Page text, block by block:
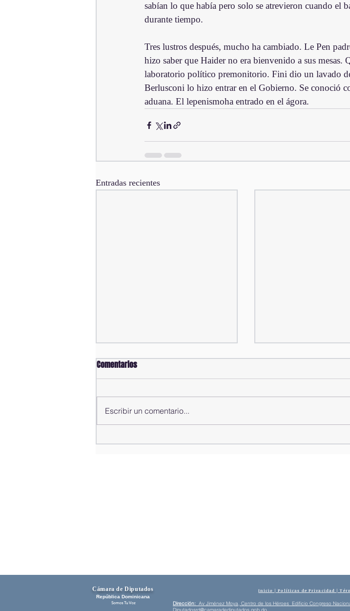
sabían lo que había pero solo se atrevieron cuando el
durante tiempo.
Tres lustros después, mucho ha cambiado. Le Pen
hizo saber que Haider no era bienvenido a sus mesas.
laboratorio político premonitorio. Fini dio un lavado
Berlusconi lo hizo entrar en el Gobierno. Se conoció
aduana. El lepenismoha entrado en el ágora.
Entradas recientes
Comentarios
Escribir un comentario...
Cámara de Diputados
República Dominicana
Somos Tu Voz
Inicio | Políticas de Privacidad |
​Dirección: Av Jiménez Moya, Centro de los Héroes Edificio Congreso